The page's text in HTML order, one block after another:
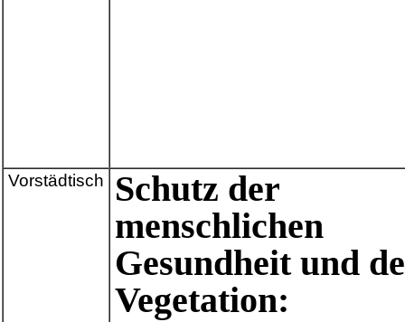
Vorstädtisch
Schutz der
menschlichen
Gesundheit und
Vegetation: